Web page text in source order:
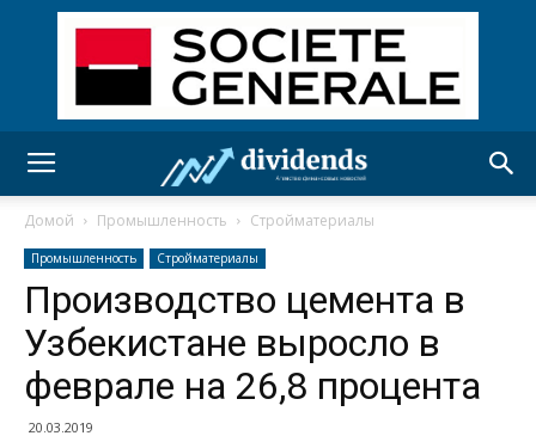
Домой Промышленность Стройматериалы
Промышленность Стройматериалы
Производство цемента в
Узбекистане выросло в
феврале на 26,8 процента
20.03.2019